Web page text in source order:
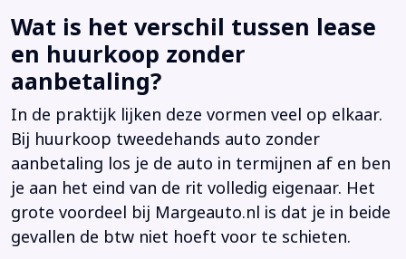
Wat is het verschil tussen lease
en huurkoop zonder
aanbetaling?
In de praktijk lijken deze vormen veel op elkaar.
Bij huurkoop tweedehands auto zonder
aanbetaling los je de auto in termijnen af en ben
je aan het eind van de rit volledig eigenaar. Het
grote voordeel bij Margeauto.nl is dat je in beide
gevallen de btw niet hoeft voor te schieten.